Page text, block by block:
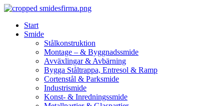
Skip
contentStart
Smide
Stålkonstruktion
Montage – & Byggnadssmide
Avväxlingar & Avbärning
Bygga Ståltrappa, Entresol & Ramp
Cortenstål & Parksmide
Industrismide
Konst- & Inredningssmide